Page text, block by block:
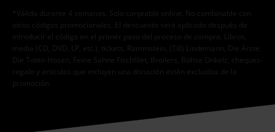
*Válido durante 4 semanas. Solo canjeable online. No combinable con
otros códigos promocionales. El descuento será aplicado después de
introducir el código en el primer paso del proceso de compra. Libros,
media (CD, DVD, LP, etc.), tickets, Rammstein, (Till) Lindemann, Die Ärzte,
Die Toten Hosen, Feine Sahne Fischfilet, Broilers, Böhse Onkelz, cheques-
regalo y artículos que incluyen una donación están excluidos de la
promoción.